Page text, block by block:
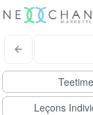
Leçons